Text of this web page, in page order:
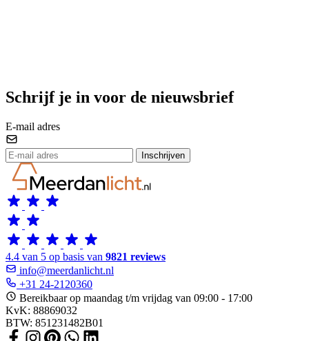
Schrijf je in voor de nieuwsbrief
E-mail adres
Inschrijven
4.4 van 5 op basis van 9821 reviews
info@meerdanlicht.nl
+31 24-2120360
Bereikbaar op maandag t/m vrijdag van 09:00 - 17:00
KvK: 88869032
BTW: 851231482B01